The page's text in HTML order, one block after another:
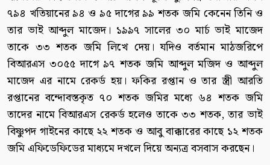
৭৯৪ খতিয়ানের ৯৪ ও ৯৫ দাগের ৯৯ শতক জমি কেনেন তিনি ও
তার ভাই আব্দুল মাজেদ। ১৯৯৭ সালের ৩০ মার্চ ভাই মাজেদ
তাকে ৩৩ শতক জমি লিখে দেয়। যদিও বর্তমান মাঠজরিপে
বিআরএস ৩০৫৫ দাগে ৯৭ শতক জমি আব্দুল মজিদ ও আব্দুল
মাজেদ এর নামে রেকর্ড হয়। ফকির রপ্তান ও তার স্ত্রী আরতি
রপ্তানের বন্দোবস্তকৃত ৭০ শতক জমির মধ্যে ৬৪ শতক জমি
তাদের নামে বিআরএস রেকর্ড হলেও তাকে ৩৩ শতক, তার ভাই
বিষ্ণুপদ গাইনের কাছে ২২ শতক ও আবু বাক্কারের কাছে ১২ শতক
জমি এফিডেফিডের মাধ্যমে দখলে দিয়ে অন্যত্র বসবাস করছেন।